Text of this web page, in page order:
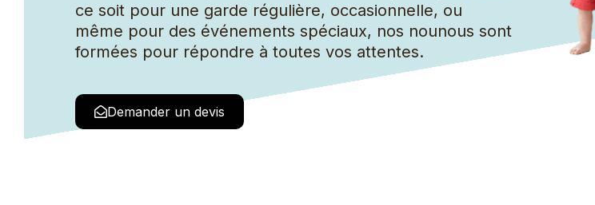
ce soit pour une garde régulière, occasionnelle, ou
même pour des événements spéciaux, nos nounous sont
formées pour répondre à toutes vos attentes.
Demander un devis